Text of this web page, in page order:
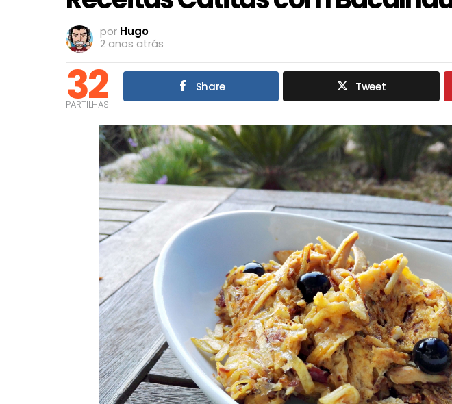
por Hugo
2 anos atrás
32
PARTILHAS
Share Tweet